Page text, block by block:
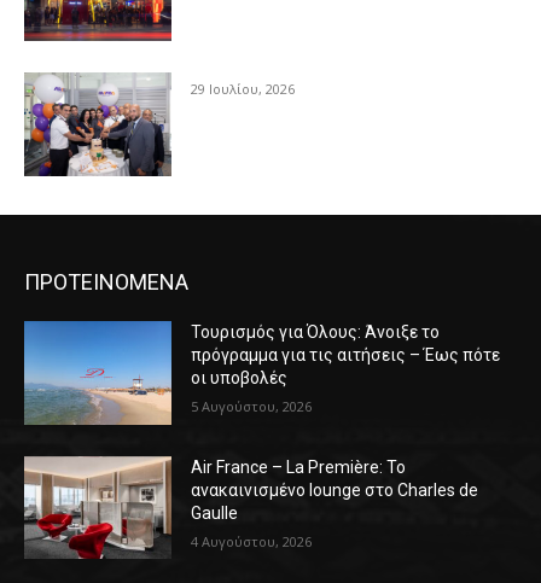
29 Ιουλίου, 2026
ΠΡΟΤΕΙΝΟΜΕΝΑ
Τουρισμός για Όλους: Άνοιξε το
πρόγραμμα για τις αιτήσεις – Έως πότε
οι υποβολές
5 Αυγούστου, 2026
Air France – La Première: Το
ανακαινισμένο lounge στο Charles de
Gaulle
4 Αυγούστου, 2026